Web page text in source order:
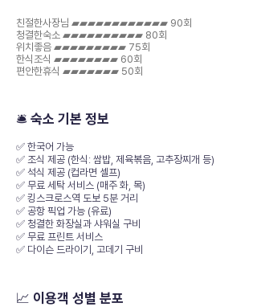
친절한사장님 ▰▰▰▰▰▰▰▰▰▰▰▰ 90회
청결한숙소 ▰▰▰▰▰▰▰▰▰▰ 80회
위치좋음 ▰▰▰▰▰▰▰▰▰ 75회
한식조식 ▰▰▰▰▰▰▰▰ 60회
편안한휴식 ▰▰▰▰▰▰▰ 50회
🛎️ 숙소 기본 정보
✅ 한국어 가능
✅ 조식 제공 (한식: 쌈밥, 제육볶음, 고추장찌개 등)
✅ 석식 제공 (컵라면 셀프)
✅ 무료 세탁 서비스 (매주 화, 목)
✅ 킹스크로스역 도보 5분 거리
✅ 공항 픽업 가능 (유료)
✅ 청결한 화장실과 샤워실 구비
✅ 무료 프린트 서비스
✅ 다이슨 드라이기, 고데기 구비
📈 이용객 성별 분포